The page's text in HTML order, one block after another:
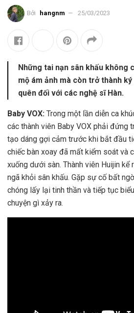
Bởi hangnm 25/03/2023
Những tai nạn sân khấu không
mộ ám ảnh mà còn trở thành
quên đối với các nghệ sĩ Hàn.
Baby VOX: Trong một lần diễn ca
các thành viên Baby VOX phải đứng
tạo dáng gợi cảm trước khi bắt đầu
chiếc bàn xoay đã mất kiểm soát và
xuống dưới sàn. Thành viên Huijin kể
ngã khỏi sân khấu. Gặp sự cố bất
chóng lấy lại tinh thần và tiếp tục
chuyện gì xảy ra.